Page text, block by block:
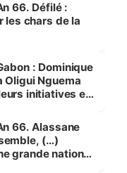
66. Défilé :
les chars de la
: Dominique
Oligui Nguema
initiatives en
66. Alassane
(…)
grande nation